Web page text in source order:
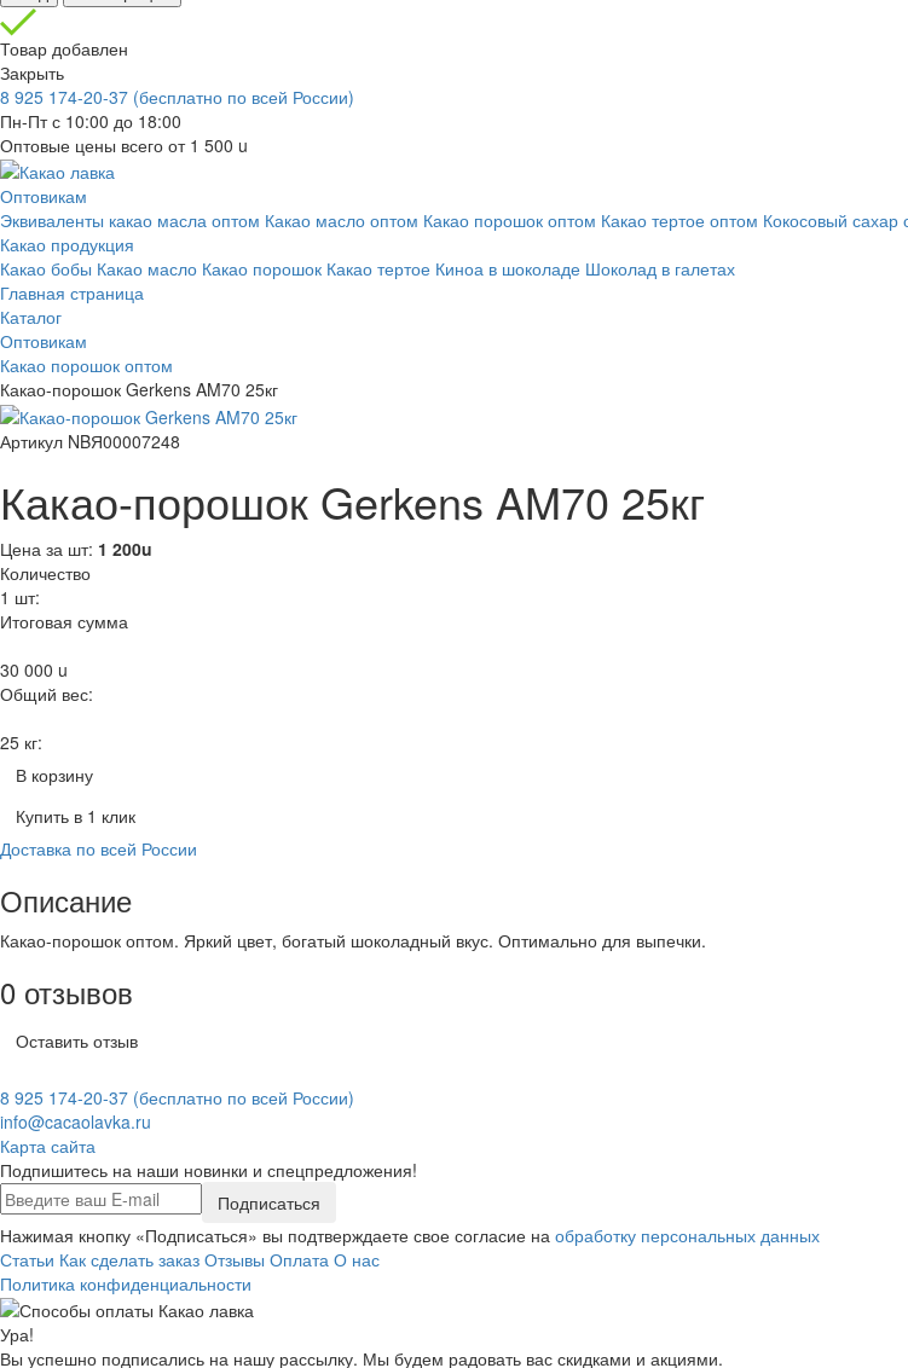
Товар добавлен
Закрыть
8 925 174-20-37 (бесплатно по всей России)
Пн-Пт с 10:00 до 18:00
Оптовые цены всего от 1 500 u
Оптовикам
Эквиваленты какао масла оптом Какао масло оптом Какао порошок оптом Какао тертое оптом Кокосовый сахар
Какао продукция
Какао бобы Какао масло Какао порошок Какао тертое Киноа в шоколаде Шоколад в галетах
Главная страница
Каталог
Оптовикам
Какао порошок оптом
Какао-порошок Gerkens AM70 25кг
Артикул NBЯ00007248
Какао-порошок Gerkens AM70 25кг
Цена за шт: 1 200u
Количество
1 шт:
Итоговая сумма
30 000 u
Общий вес:
25 кг:
В корзину
Купить в 1 клик
Доставка по всей России
Описание
Какао-порошок оптом. Яркий цвет, богатый шоколадный вкус. Оптимально для выпечки.
0 отзывов
Оставить отзыв
8 925 174-20-37 (бесплатно по всей России)
info@cacaolavka.ru
Карта сайта
Подпишитесь на наши новинки и спецпредложения!
Подписаться
Нажимая кнопку «Подписаться» вы подтверждаете свое согласие на обработку персональных данных
Статьи Как сделать заказ Отзывы Оплата О нас
Политика конфиденциальности
Ура!
Вы успешно подписались на нашу рассылку. Мы будем радовать вас скидками и акциями.